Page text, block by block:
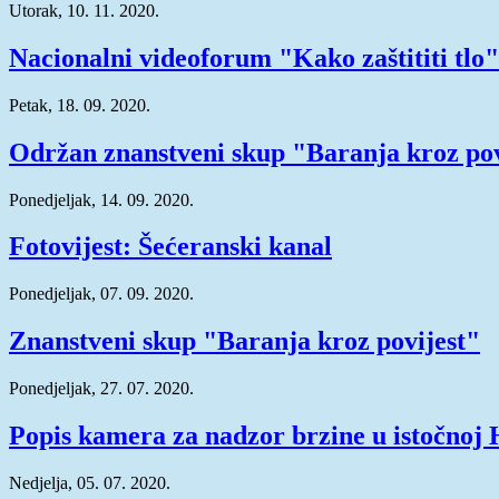
Utorak, 10. 11. 2020.
Nacionalni videoforum "Kako zaštititi tlo"
Petak, 18. 09. 2020.
Održan znanstveni skup "Baranja kroz
Ponedjeljak, 14. 09. 2020.
Fotovijest: Šećeranski kanal
Ponedjeljak, 07. 09. 2020.
Znanstveni skup "Baranja kroz povijest"
Ponedjeljak, 27. 07. 2020.
Popis kamera za nadzor brzine u istočnoj
Nedjelja, 05. 07. 2020.